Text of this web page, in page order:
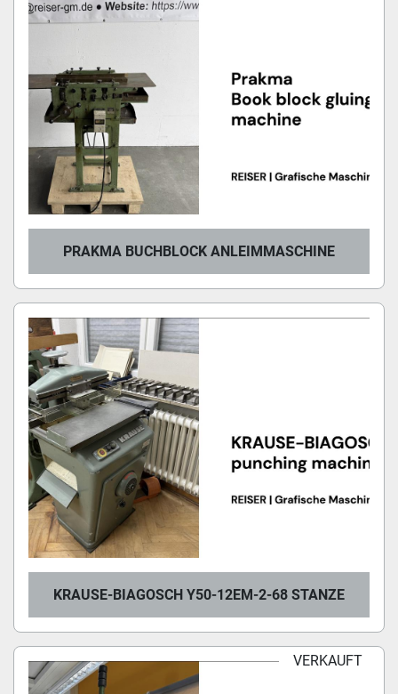
PRAKMA BUCHBLOCK ANLEIMMASCHINE
KRAUSE-BIAGOSCH Y50-12EM-2-68 STANZE
VERKAUFT